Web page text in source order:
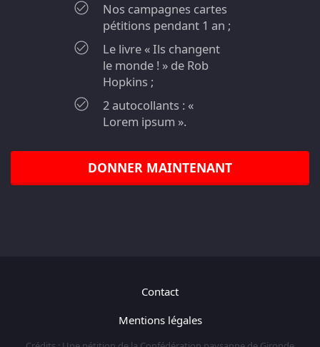
Nos campagnes cartes
pétitions pendant 1 an ;
Le livre « Ils changent
le monde ! » de Rob
Hopkins ;
2 autocollants : «
Lorem ipsum ».
DONNER MAINTENANT
Contact
Mentions légales